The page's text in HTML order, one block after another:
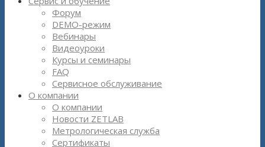
Форум
DEMO-режим
Вебинары
Видеоуроки
Курсы и семинары
FAQ
Сервисное обслуживание
О компании
О компании
Новости ZETLAB
Метрологическая служба
Сертификаты